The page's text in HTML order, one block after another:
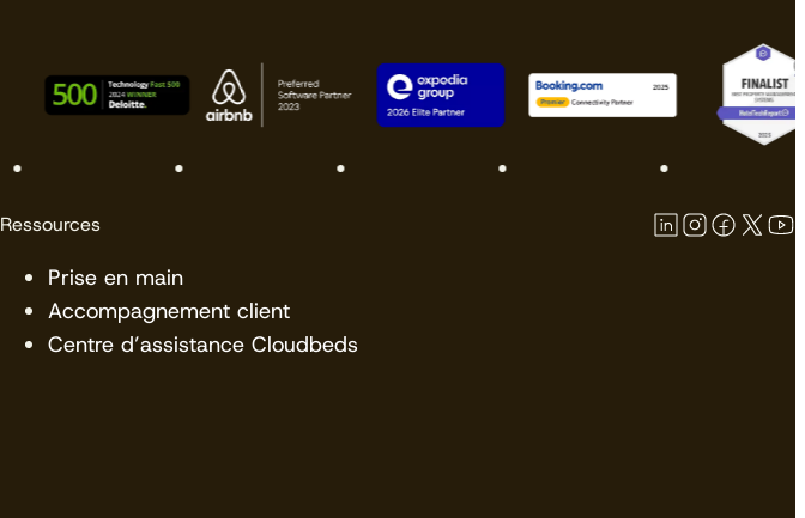
Ressources
Prise en main
Accompagnement client
Centre d’assistance Cloudbeds